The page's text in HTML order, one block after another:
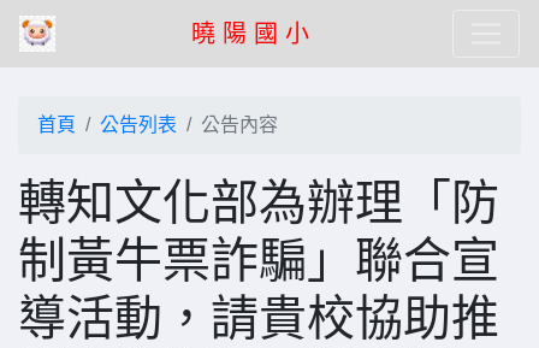
曉 陽 國 小
首頁 公告列表 公告內容
轉知文化部為辦理「防
制黃牛票詐騙」聯合宣
導活動，請貴校協助推